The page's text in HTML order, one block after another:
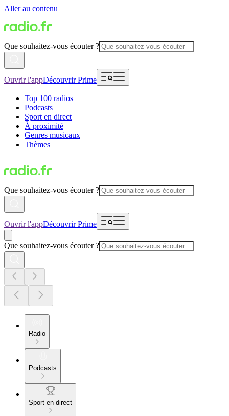
Aller au contenu
Que souhaitez-vous écouter ?
Ouvrir l'appDécouvrir Prime
Top 100 radios
Podcasts
Sport en direct
À proximité
Genres musicaux
Thèmes
Que souhaitez-vous écouter ?
Ouvrir l'appDécouvrir Prime
Que souhaitez-vous écouter ?
Radio
Podcasts
Sport en direct